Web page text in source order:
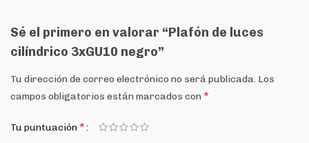
Sé el primero en valorar “Plafón de luces
cilíndrico 3xGU10 negro”
Tu dirección de correo electrónico no será publicada. Los
campos obligatorios están marcados con *
Tu puntuación*